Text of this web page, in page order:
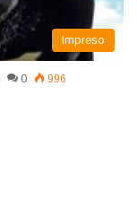
Impreso
0 996